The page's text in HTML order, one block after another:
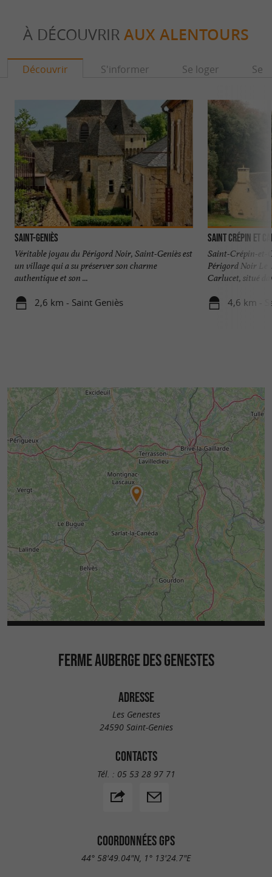
À DÉCOUVRIR AUX ALENTOURS
Découvrir S'informer Se loger Se
Saint-Geniès
Véritable joyau du Périgord Noir, Saint-Geniès est
un village qui a su préserver son charme
authentique et son ...
2,6 km - Saint Geniès
Saint Crépin et
Saint-Crépin-et-
Périgord Noir Le
Carlucet, situé
4,6 km -
FERME AUBERGE DES GENESTES
ADRESSE
Les Genestes
24590 Saint-Genies
CONTACTS
Tél. : 05 53 28 97 71
COORDONNÉES GPS
44° 58'49.04"N, 1° 13'24.7"E